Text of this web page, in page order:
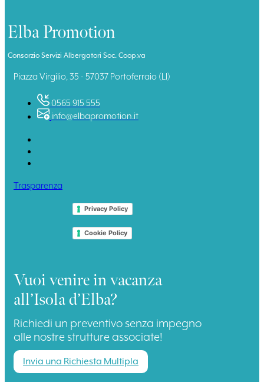
Elba Promotion
Consorzio Servizi Albergatori Soc. Coop.va
Piazza Virgilio, 35 - 57037 Portoferraio (LI)
0565 915 555
info@elbapromotion.it
Trasparenza
Privacy Policy
Cookie Policy
Vuoi venire in vacanza
all’Isola d’Elba?
Richiedi un preventivo senza impegno
alle nostre strutture associate!
Invia una Richiesta Multipla